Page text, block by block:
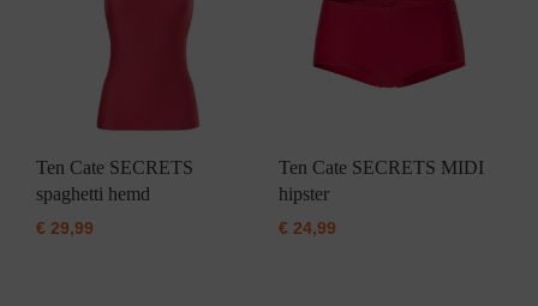
Ten Cate SECRETS
spaghetti hemd
€ 29,99
Ten Cate SECRETS MIDI
hipster
€24,99